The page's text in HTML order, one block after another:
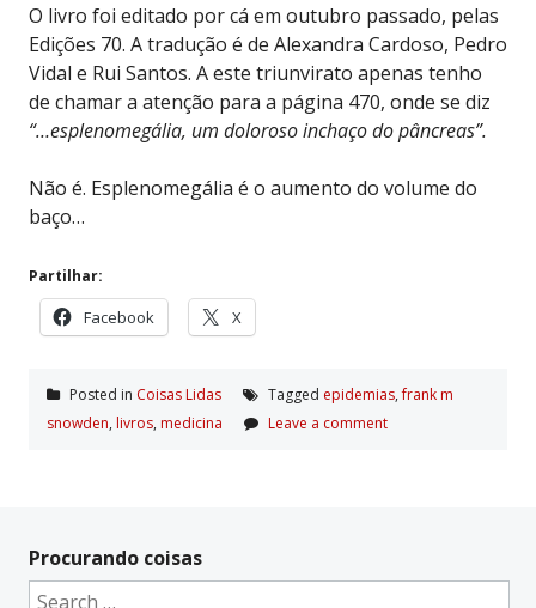
O livro foi editado por cá em outubro passado, pelas
Edições 70. A tradução é de Alexandra Cardoso, Pedro
Vidal e Rui Santos. A este triunvirato apenas tenho
de chamar a atenção para a página 470, onde se diz
“…esplenomegália, um doloroso inchaço do pâncreas”.
Não é. Esplenomegália é o aumento do volume do
baço…
Partilhar:
Facebook X
Posted in Coisas Lidas Tagged epidemias,frank m
snowden, livros, medicina Leave a comment
Procurando coisas
Search